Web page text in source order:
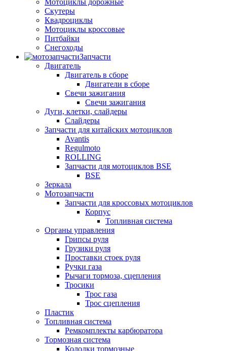
Скутеры
Квадроциклы
Мотоциклы кроссовые
Питбайки
Снегоходы
Запчасти
Двигатель
Двигатель в сборе
Двигатели в сборе
Свечи зажигания
Свечи зажигания
Дуги, клетки, слайдеры
Слайдеры
Запчасти для китайских мотоциклов
Avantis
Regulmoto
ROLLING
Запчасти для мотоциклов BSE
BSE
Зеркала
Мотозапчасти
Запчасти для кроссовых мотоциклов
Корпус
Топливная система
Органы управления
Грипсы руля
Грузики руля
Проставки стоек руля
Ручки газа
Рычаги тормоза, сцепления
Тросики
Трос газа
Трос сцепления
Пластик
Топливная система
Ремкомплекты карбюратора
Тормозная система
Колодки тормозные